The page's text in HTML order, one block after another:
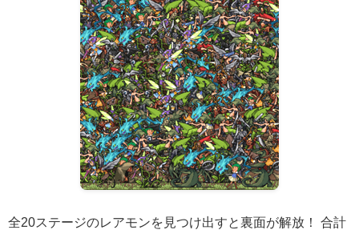
全20ステージのレアモンを見つけ出すと裏面が解放！ 合計